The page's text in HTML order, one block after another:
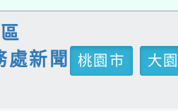
處新聞
桃園市
大